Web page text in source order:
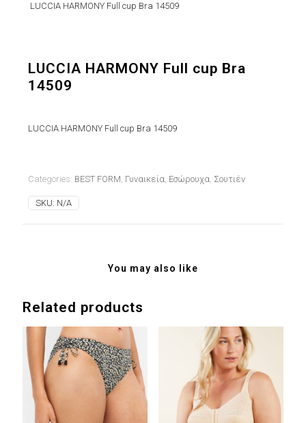
LUCCIA HARMONY Full cup Bra 14509
LUCCIA HARMONY Full cup Bra
14509
LUCCIA HARMONY Full cup Bra 14509
Categories: BEST FORM, Γυναικεία, Εσώρουχα, Σουτιέν
SKU: N/A
You may also like
Related products